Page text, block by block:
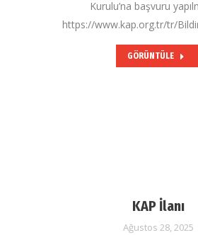
Kurulu’na başvuru
https://www.kap.org.tr/tr/
GÖRÜNTÜLE
KAP İlanı
Ağustos 28, 2025